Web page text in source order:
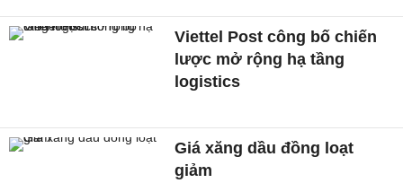
Viettel Post công bố chiến
lược mở rộng hạ tầng
logistics
Giá xăng dầu đồng loạt
giảm